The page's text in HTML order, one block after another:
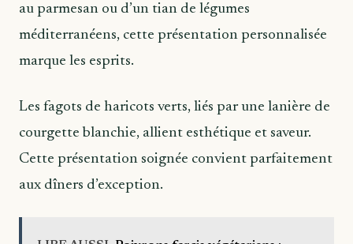
au parmesan ou d’un tian de légumes
méditerranéens, cette présentation personnalisée
marque les esprits.
Les fagots de haricots verts, liés par une lanière de
courgette blanchie, allient esthétique et saveur.
Cette présentation soignée convient parfaitement
aux dîners d’exception.